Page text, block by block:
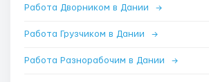
Работа Дворником в Дании →
Работа Грузчиком в Дании →
Работа Разнорабочим в Дании →